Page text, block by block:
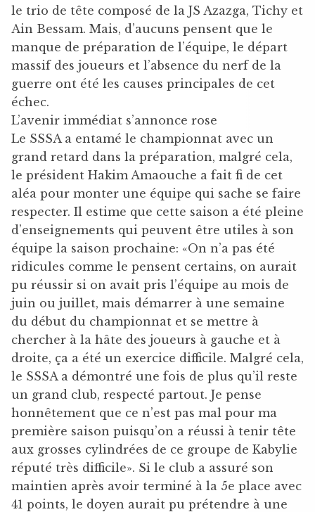
le trio de tête composé de la JS Azazga, Tichy et
Ain Bessam. Mais, d’aucuns pensent que le
manque de préparation de l’équipe, le départ
massif des joueurs et l’absence du nerf de la
guerre ont été les causes principales de cet
échec.
L’avenir immédiat s’annonce rose
Le SSSA a entamé le championnat avec un
grand retard dans la préparation, malgré cela,
le président Hakim Amaouche a fait fi de cet
aléa pour monter une équipe qui sache se faire
respecter. Il estime que cette saison a été pleine
d’enseignements qui peuvent être utiles à son
équipe la saison prochaine: «On n’a pas été
ridicules comme le pensent certains, on aurait
pu réussir si on avait pris l’équipe au mois de
juin ou juillet, mais démarrer à une semaine
du début du championnat et se mettre à
chercher à la hâte des joueurs à gauche et à
droite, ça a été un exercice difficile. Malgré cela,
le SSSA a démontré une fois de plus qu’il reste
un grand club, respecté partout. Je pense
honnêtement que ce n’est pas mal pour ma
première saison puisqu’on a réussi à tenir tête
aux grosses cylindrées de ce groupe de Kabylie
réputé très difficile». Si le club a assuré son
maintien après avoir terminé à la 5e place avec
41 points, le doyen aurait pu prétendre à une